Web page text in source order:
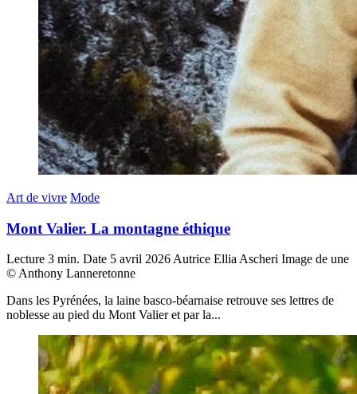
Art de vivre Mode
Mont Valier. La montagne éthique
Lecture 3 min. Date 5 avril 2026Autrice Ellia Ascheri Image de une
© Anthony Lanneretonne
Dans les Pyrénées, la laine basco-béarnaise retrouve ses lettres de
noblesse au pied du Mont Valier et par la...